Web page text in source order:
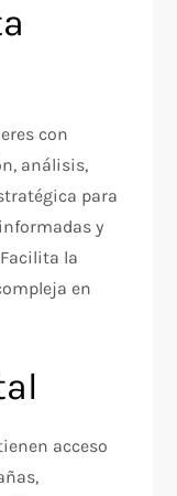
con
análisis,
para
y
la
en
acceso